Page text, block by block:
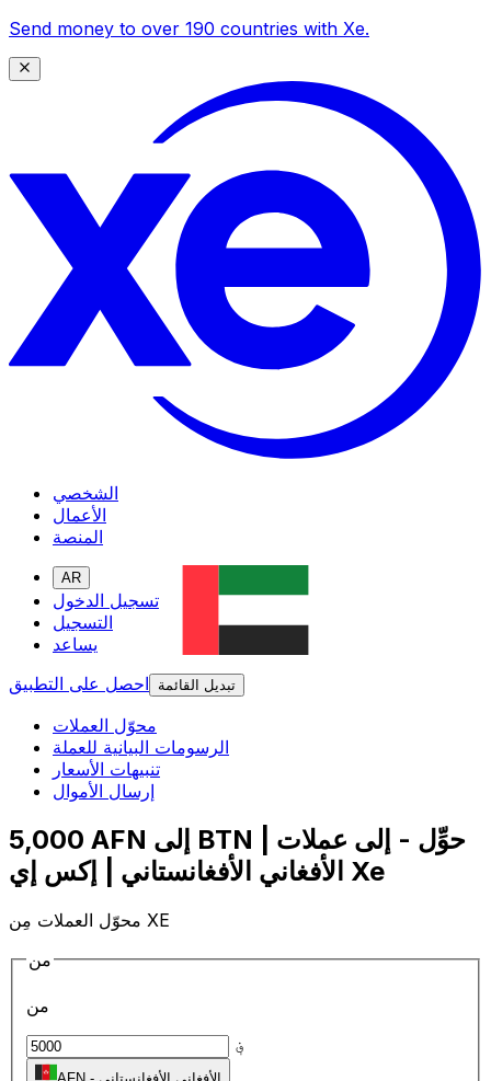
Send money to over 190 countries with Xe.
الشخصي
الأعمال
المنصة
AR
تسجيل الدخول
التسجيل
يساعد
احصل على التطبيق
تبديل القائمة
محوّل العملات
الرسومات البيانية للعملة
تنبيهات الأسعار
إرسال الأموال
5,000 AFN إلى BTN | حوِّل - إلى عملات
الأفغاني الأفغانستاني | إكس إي Xe
محوّل العملات مِن XE
من
من
؋